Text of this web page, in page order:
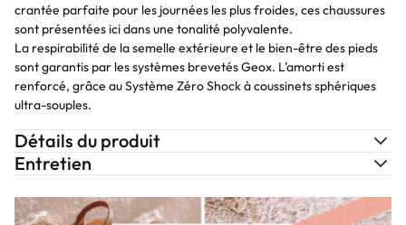
crantée parfaite pour les journées les plus froides, ces chaussures
sont présentées ici dans une tonalité polyvalente.
La respirabilité de la semelle extérieure et le bien-être des pieds
sont garantis par les systèmes brevetés Geox. L'amorti est
renforcé, grâce au Système Zéro Shock à coussinets sphériques
ultra-souples.
Détails du produit
Entretien